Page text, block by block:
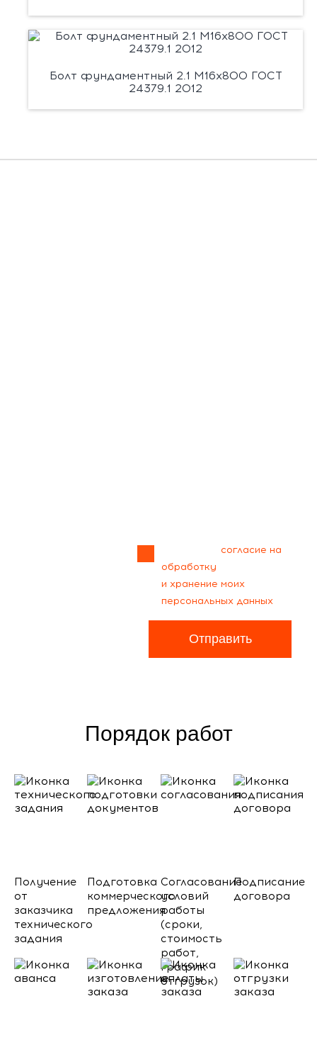
Болт фундаментный 2.1 М16х800 ГОСТ
24379.1 2012
согласие на
обработку
и хранение моих
персональных данных
Отправить
Порядок работ
Получение
от
заказчика
технического
задания
Подготовка
коммерческого
предложения
Согласование
условий
работы
(сроки,
стоимость
работ,
график
отгрузок)
Подписание
договора